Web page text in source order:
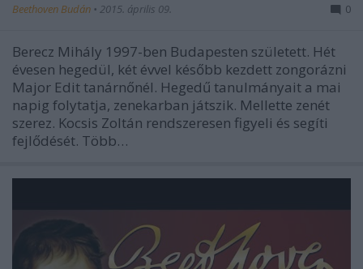
Beethoven Budán • 2015. április 09. 0
Berecz Mihály 1997-ben Budapesten született. Hét
évesen hegedül, két évvel később kezdett zongorázni
Major Edit tanárnőnél. Hegedű tanulmányait a mai
napig folytatja, zenekarban játszik. Mellette zenét
szerez. Kocsis Zoltán rendszeresen figyeli és segíti
fejlődését. Több…